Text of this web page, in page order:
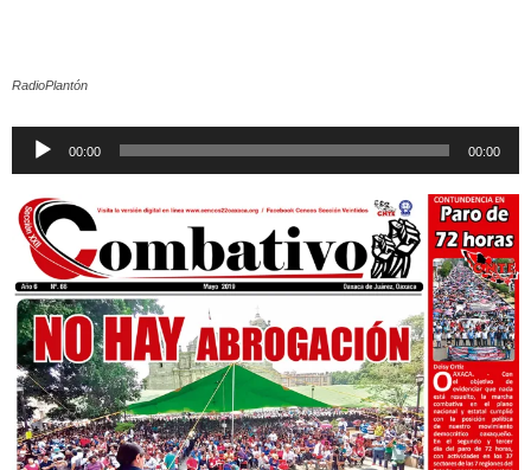
RadioPlantón
Reproductor
00:00 00:00